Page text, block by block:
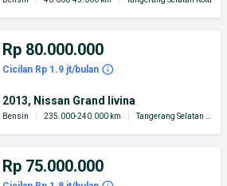
Rp 80.000.000
Cicilan Rp 1.9 jt/bulan
2013, Nissan Grand livina
Bensin 235.000-240.000 km Tangerang Selatan Kota
Rp 75.000.000